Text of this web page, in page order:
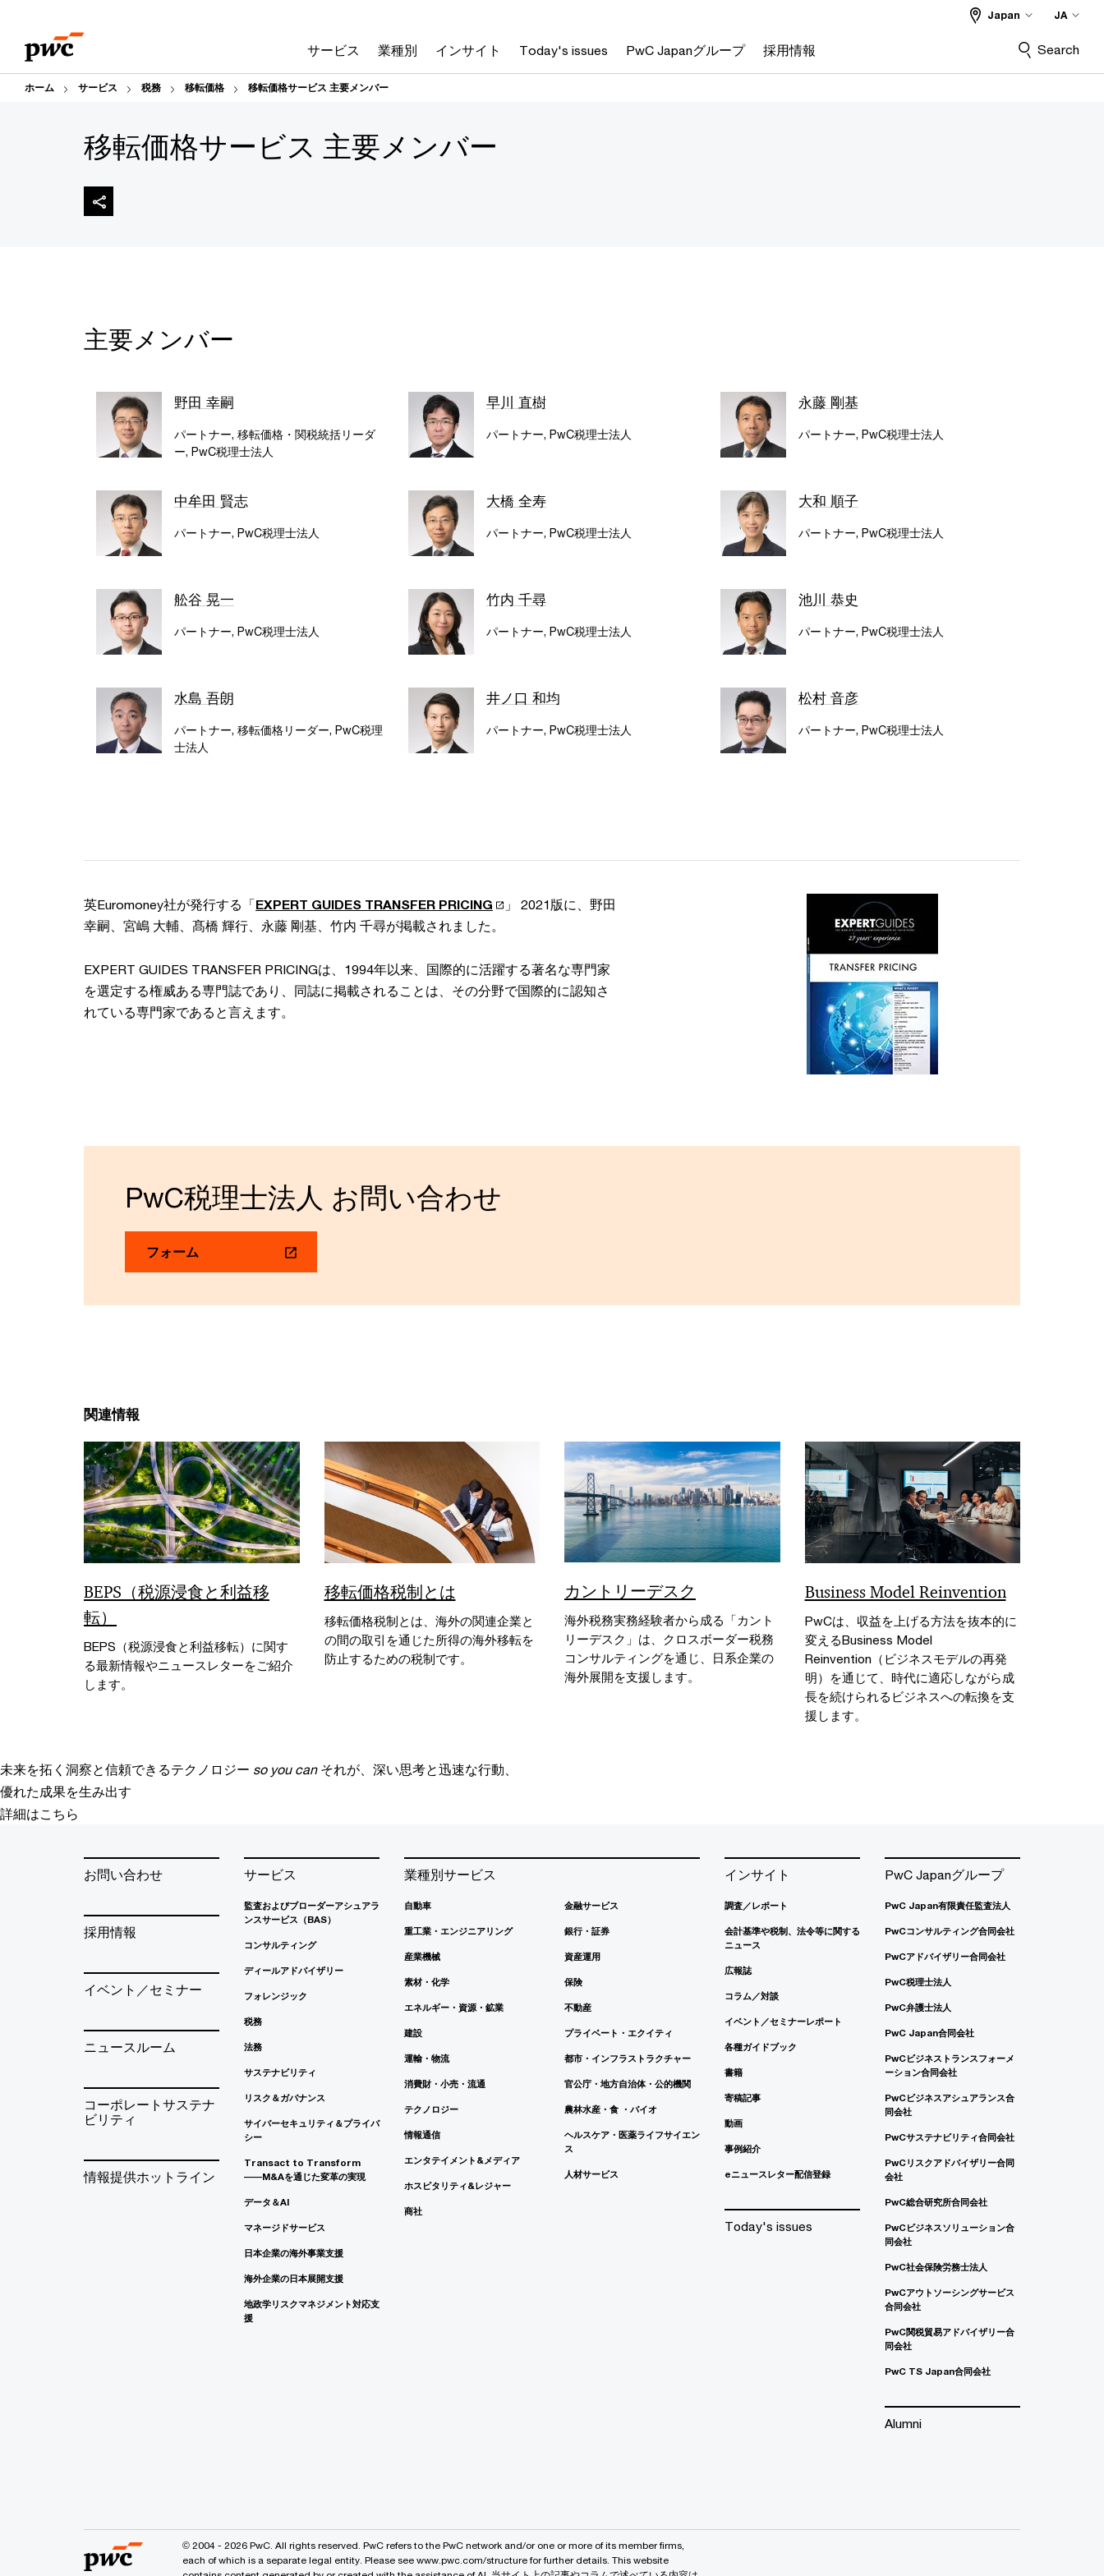
content
footer
サービス 業種別 インサイト Today's issues PwC Japanグループ 採用情報
Japan JA
Search
ホーム サービス 税務 移転価格 移転価格サービス 主要メンバー
移転価格サービス 主要メンバー
主要メンバー
野田 幸嗣
パートナー, 移転価格・関税統括リーダ
ー, PwC税理士法人
早川 直樹
パートナー, PwC税理士法人
永藤 剛基
パートナー, PwC税理士法人
中牟田 賢志
パートナー, PwC税理士法人
大橋 全寿
パートナー, PwC税理士法人
大和 順子
パートナー, PwC税理士法人
舩谷 晃一
パートナー, PwC税理士法人
竹内 千尋
パートナー, PwC税理士法人
池川 恭史
パートナー, PwC税理士法人
水島 吾朗
パートナー, 移転価格リーダー, PwC税理
士法人
井ノ口 和均
パートナー, PwC税理士法人
松村 音彦
パートナー, PwC税理士法人
英Euromoney社が発行する「EXPERT GUIDES TRANSFER PRICING
」 2021版に、野田
幸嗣、宮嶋 大輔、髙橋 輝行、永藤 剛基、竹内 千尋が掲載されました。
EXPERT GUIDES TRANSFER PRICINGは、1994年以来、国際的に活躍する著名な専門家
を選定する権威ある専門誌であり、同誌に掲載されることは、その分野で国際的に認知さ
れている専門家であると言えます。
PwC税理士法人 お問い合わせ
フォーム
関連情報
BEPS（税源浸食と利益移
転）
BEPS（税源浸食と利益移転）に関す
る最新情報やニュースレターをご紹介
します。
移転価格税制とは
移転価格税制とは、海外の関連企業と
の間の取引を通じた所得の海外移転を
防止するための税制です。
カントリーデスク
海外税務実務経験者から成る「カント
リーデスク」は、クロスボーダー税務
コンサルティングを通じ、日系企業の
海外展開を支援します。
Business Model Reinvention
PwCは、収益を上げる方法を抜本的に
変えるBusiness Model
Reinvention（ビジネスモデルの再発
明）を通じて、時代に適応しながら成
長を続けられるビジネスへの転換を支
援します。
未来を拓く洞察と信頼できるテクノロジー so you can それが、深い思考と迅速な行動、
優れた成果を生み出す
詳細はこちら
お問い合わせ
採用情報
イベント／セミナー
ニュースルーム
コーポレートサステナ
ビリティ
情報提供ホットライン
サービス
監査およびブローダーアシュアラ
ンスサービス（BAS）
コンサルティング
ディールアドバイザリー
フォレンジック
税務
法務
サステナビリティ
リスク＆ガバナンス
サイバーセキュリティ＆プライバ
シー
Transact to Transform
――M&Aを通じた変革の実現
データ＆AI
マネージドサービス
日本企業の海外事業支援
海外企業の日本展開支援
地政学リスクマネジメント対応支
援
業種別サービス
自動車
重工業・エンジニアリング
産業機械
素材・化学
エネルギー・資源・鉱業
建設
運輸・物流
消費財・小売・流通
テクノロジー
情報通信
エンタテイメント&メディア
ホスピタリティ&レジャー
商社
金融サービス
銀行・証券
資産運用
保険
不動産
プライベート・エクイティ
都市・インフラストラクチャー
官公庁・地方自治体・公的機関
農林水産・食 ・バイオ
ヘルスケア・医薬ライフサイエン
ス
人材サービス
インサイト
調査／レポート
会計基準や税制、法令等に関する
ニュース
広報誌
コラム／対談
イベント／セミナーレポート
各種ガイドブック
書籍
寄稿記事
動画
事例紹介
eニュースレター配信登録
Today's issues
PwC Japanグループ
PwC Japan有限責任監査法人
PwCコンサルティング合同会社
PwCアドバイザリー合同会社
PwC税理士法人
PwC弁護士法人
PwC Japan合同会社
PwCビジネストランスフォーメ
ーション合同会社
PwCビジネスアシュアランス合
同会社
PwCサステナビリティ合同会社
PwCリスクアドバイザリー合同
会社
PwC総合研究所合同会社
PwCビジネスソリューション合
同会社
PwC社会保険労務士法人
PwCアウトソーシングサービス
合同会社
PwC関税貿易アドバイザリー合
同会社
PwC TS Japan合同会社
Alumni
© 2004 - 2026 PwC. All rights reserved. PwC refers to the PwC network and/or one or more of its member firms,
each of which is a separate legal entity. Please see www.pwc.com/structure for further details. This website